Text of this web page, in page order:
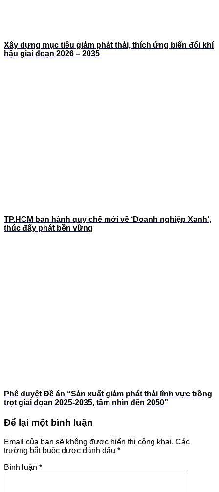
Xây dựng mục tiêu giảm phát thải, thích ứng biến đổi khí
hậu giai đoạn 2026 – 2035
TP.HCM ban hành quy chế mới về ‘Doanh nghiệp Xanh’,
thúc đẩy phát bền vững
Phê duyệt Đề án “Sản xuất giảm phát thải lĩnh vực trồng
trọt giai đọan 2025-2035, tầm nhìn đến 2050”
Để lại một bình luận
Email của bạn sẽ không được hiển thị công khai. Các
trường bắt buộc được đánh dấu *
Bình luận *